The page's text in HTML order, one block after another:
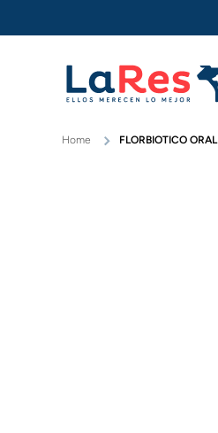
Home FLORBIOTICO ORAL